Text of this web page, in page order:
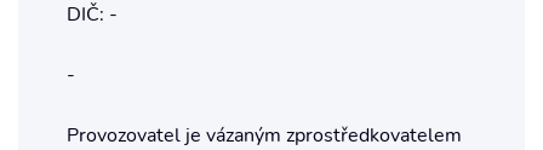
DIČ: -
-
Provozovatel je vázaným zprostředkovatelem